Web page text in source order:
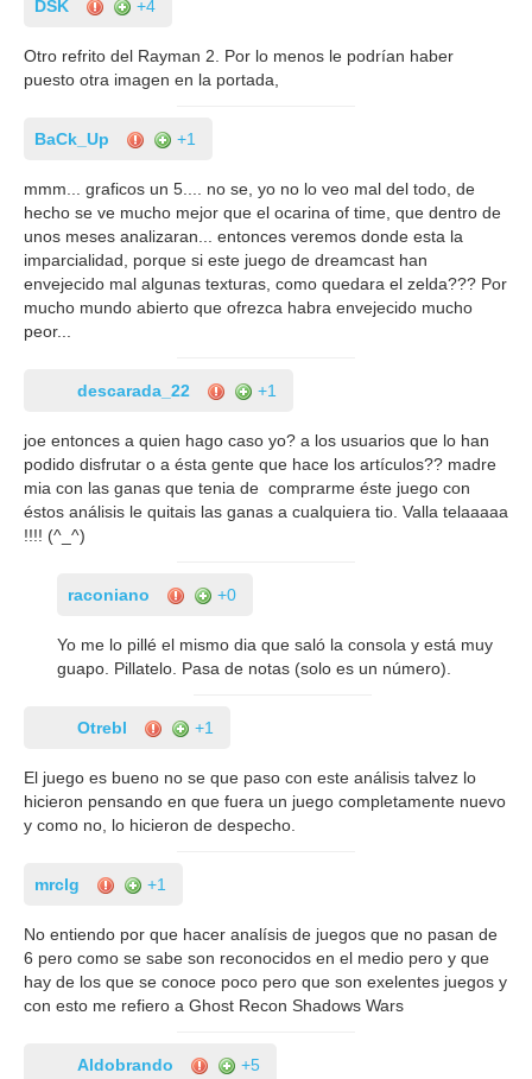
DSK +4
Otro refrito del Rayman 2. Por lo menos le podrían haber
puesto otra imagen en la portada,
BaCk_Up +1
mmm... graficos un 5.... no se, yo no lo veo mal del todo, de
hecho se ve mucho mejor que el ocarina of time, que dentro de
unos meses analizaran... entonces veremos donde esta la
imparcialidad, porque si este juego de dreamcast han
envejecido mal algunas texturas, como quedara el zelda??? Por
mucho mundo abierto que ofrezca habra envejecido mucho
peor...
descarada_22 +1
joe entonces a quien hago caso yo? a los usuarios que lo han
podido disfrutar o a ésta gente que hace los artículos?? madre
mia con las ganas que tenia de comprarme éste juego con
éstos análisis le quitais las ganas a cualquiera tio. Valla telaaaaa
!!!! (^_^)
raconiano +0
Yo me lo pillé el mismo dia que saló la consola y está muy
guapo. Pillatelo. Pasa de notas (solo es un número).
Otrebl +1
El juego es bueno no se que paso con este análisis talvez lo
hicieron pensando en que fuera un juego completamente nuevo
y como no, lo hicieron de despecho.
mrclg +1
No entiendo por que hacer analísis de juegos que no pasan de
6 pero como se sabe son reconocidos en el medio pero y que
hay de los que se conoce poco pero que son exelentes juegos y
con esto me refiero a Ghost Recon Shadows Wars
Aldobrando +5